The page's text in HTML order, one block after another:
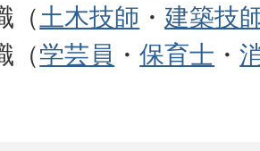
（ 土木技師 ・ 建築技
（学芸員 ・保育士 ・